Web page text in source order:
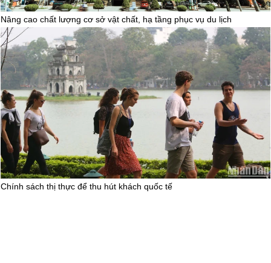
Thái Nguyên trong mắt du khách
(29/07/2024)
Nâng cao chất lượng cơ sở vật chất, hạ tầng phục vụ du lịch
Chính sách thị thực để thu hút khách quốc tế